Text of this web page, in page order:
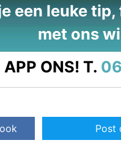
een leuke
met ons
APP ONS! T.
Post